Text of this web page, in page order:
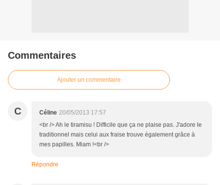
Commentaires
Ajouter un commentaire
C Céline 20/05/2013 17:57
<br /> Ah le tiramisu ! Difficile que ça ne plaise pas. J'adore le
traditionnel mais celui aux fraise trouve également grâce à
mes papilles. Miam !<br />
Répondre